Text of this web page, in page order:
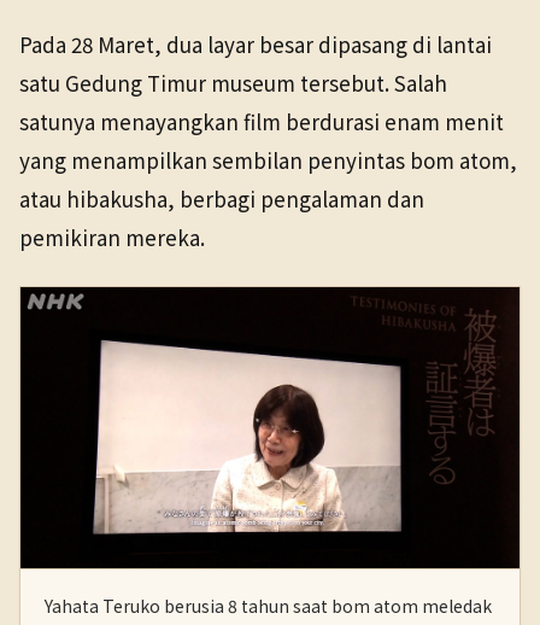
Pada 28 Maret, dua layar besar dipasang di lantai
satu Gedung Timur museum tersebut. Salah
satunya menayangkan film berdurasi enam menit
yang menampilkan sembilan penyintas bom atom,
atau hibakusha, berbagi pengalaman dan
pemikiran mereka.
Yahata Teruko berusia 8 tahun saat bom atom meledak